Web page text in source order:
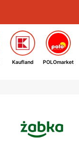
Kaufland POLOmarket